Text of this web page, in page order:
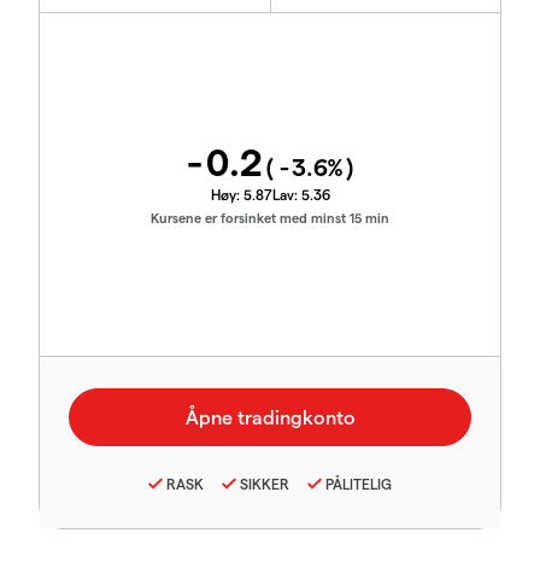
-0.2( -3.6%)
Høy: 5.87Lav: 5.36
Kursene er forsinket med minst 15 min
RASK SIKKER PÅLITELIG